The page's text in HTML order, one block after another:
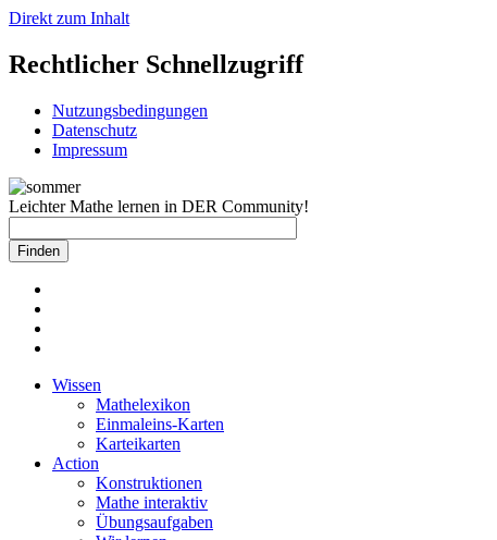
Direkt zum Inhalt
Rechtlicher Schnellzugriff
Nutzungsbedingungen
Datenschutz
Impressum
Leichter Mathe lernen in DER Community!
Wissen
Mathelexikon
Einmaleins-Karten
Karteikarten
Action
Konstruktionen
Mathe interaktiv
Übungsaufgaben